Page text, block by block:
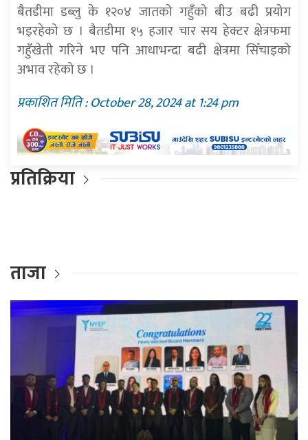
बैतडीमा डब्लु के १२०४ जातको गहुँको बीउ बढी प्रयोग
भइरहेको छ । बैतडीमा १५ हजार चार सय हेक्टर क्षेत्रफमा
गहुँखेती गरिने भए पनि आधाभन्दा बढी क्षेत्रमा सिँचाइको
अभाव रहेको छ ।
प्रकाशित मिति : October 28, 2024 at 1:24 pm
प्रतिक्रिया
ताजा